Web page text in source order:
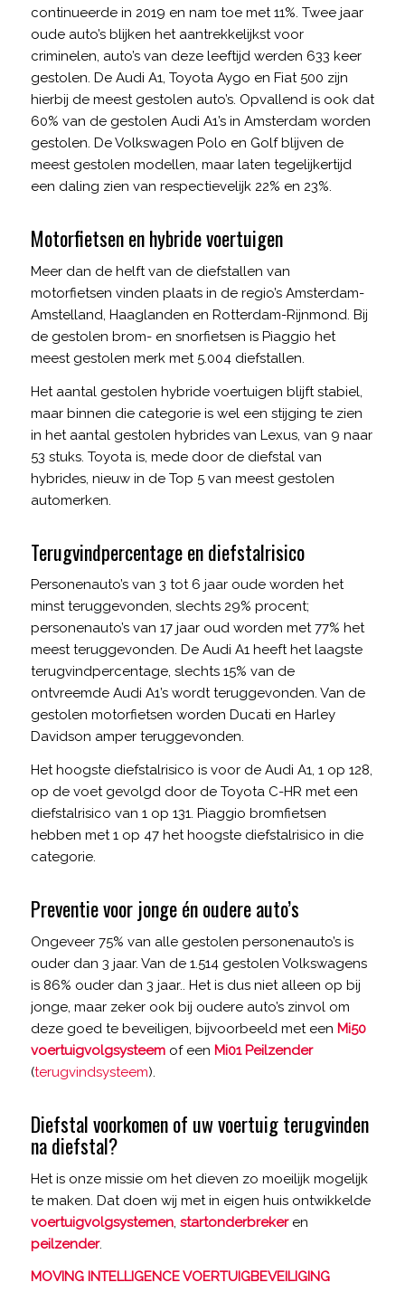
continueerde in 2019 en nam toe met 11%. Twee jaar
oude auto’s blijken het aantrekkelijkst voor
criminelen, auto’s van deze leeftijd werden 633 keer
gestolen. De Audi A1, Toyota Aygo en Fiat 500 zijn
hierbij de meest gestolen auto’s. Opvallend is ook dat
60% van de gestolen Audi A1’s in Amsterdam worden
gestolen. De Volkswagen Polo en Golf blijven de
meest gestolen modellen, maar laten tegelijkertijd
een daling zien van respectievelijk 22% en 23%.
Motorfietsen en hybride voertuigen
Meer dan de helft van de diefstallen van
motorfietsen vinden plaats in de regio’s Amsterdam-
Amstelland, Haaglanden en Rotterdam-Rijnmond. Bij
de gestolen brom- en snorfietsen is Piaggio het
meest gestolen merk met 5.004 diefstallen.
Het aantal gestolen hybride voertuigen blijft stabiel,
maar binnen die categorie is wel een stijging te zien
in het aantal gestolen hybrides van Lexus, van 9 naar
53 stuks. Toyota is, mede door de diefstal van
hybrides, nieuw in de Top 5 van meest gestolen
automerken.
Terugvindpercentage en diefstalrisico
Personenauto’s van 3 tot 6 jaar oude worden het
minst teruggevonden, slechts 29% procent;
personenauto’s van 17 jaar oud worden met 77% het
meest teruggevonden. De Audi A1 heeft het laagste
terugvindpercentage, slechts 15% van de
ontvreemde Audi A1’s wordt teruggevonden. Van de
gestolen motorfietsen worden Ducati en Harley
Davidson amper teruggevonden.
Het hoogste diefstalrisico is voor de Audi A1, 1 op 128,
op de voet gevolgd door de Toyota C-HR met een
diefstalrisico van 1 op 131. Piaggio bromfietsen
hebben met 1 op 47 het hoogste diefstalrisico in die
categorie.
Preventie voor jonge én oudere auto’s
Ongeveer 75% van alle gestolen personenauto’s is
ouder dan 3 jaar. Van de 1.514 gestolen Volkswagens
is 86% ouder dan 3 jaar.. Het is dus niet alleen op bij
jonge, maar zeker ook bij oudere auto’s zinvol om
deze goed te beveiligen, bijvoorbeeld met een Mi50
voertuigvolgsysteem of een Mi01 Peilzender
(terugvindsysteem).
Diefstal voorkomen of uw voertuig terugvinden
na diefstal?
Het is onze missie om het dieven zo moeilijk mogelijk
te maken. Dat doen wij met in eigen huis ontwikkelde
voertuigvolgsystemen, startonderbrekeren
peilzender.
MOVING INTELLIGENCE VOERTUIGBEVEILIGING